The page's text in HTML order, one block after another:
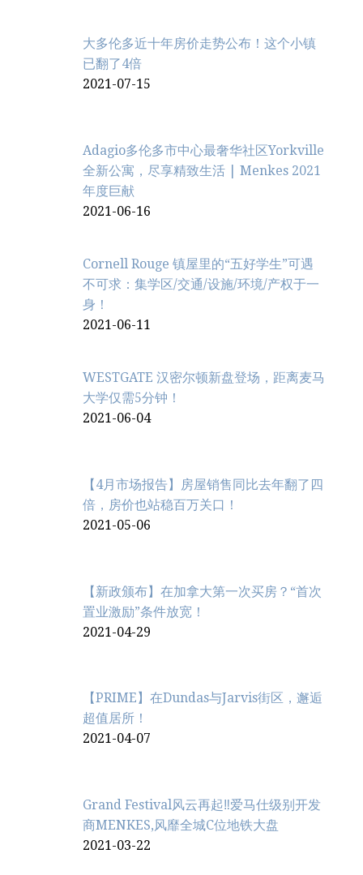
大多伦多近十年房价走势公布！这个小镇
已翻了4倍
2021-07-15
Adagio多伦多市中心最奢华社区Yorkville
全新公寓，尽享精致生活 | Menkes 2021
年度巨献
2021-06-16
Cornell Rouge 镇屋里的“五好学生”可遇
不可求：集学区/交通/设施/环境/产权于一
身！
2021-06-11
WESTGATE 汉密尔顿新盘登场，距离麦马
大学仅需5分钟！
2021-06-04
【4月市场报告】房屋销售同比去年翻了四
倍，房价也站稳百万关口！
2021-05-06
【新政颁布】在加拿大第一次买房？“首次
置业激励”条件放宽！
2021-04-29
【PRIME】在Dundas与Jarvis街区，邂逅
超值居所！
2021-04-07
Grand Festival风云再起‼️爱马仕级别开发
商MENKES,风靡全城C位地铁大盘
2021-03-22